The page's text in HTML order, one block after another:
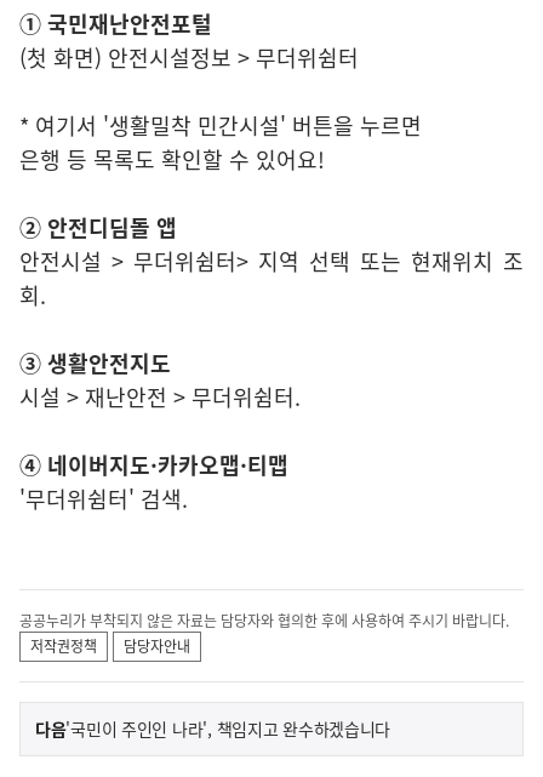
① 국민재난안전포털
(첫 화면) 안전시설정보 > 무더위쉼터
* 여기서 '생활밀착 민간시설' 버튼을 누르면
은행 등 목록도 확인할 수 있어요!
② 안전디딤돌 앱
안전시설 > 무더위쉼터> 지역 선택 또는 현재위치 조
회.
③ 생활안전지도
시설 > 재난안전 > 무더위쉼터.
④ 네이버지도·카카오맵·티맵
'무더위쉼터' 검색.
공공누리가 부착되지 않은 자료는 담당자와 협의한 후에 사용하여 주시기 바랍니다.
저작권정책
담당자안내
이
전
다음기
'국민이 주인인 나라', 책임지고 완수하겠습니다